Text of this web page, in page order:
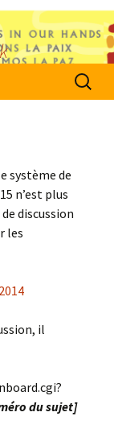
Search
for:
système de
n’est plus
discussion
les
il
du sujet]